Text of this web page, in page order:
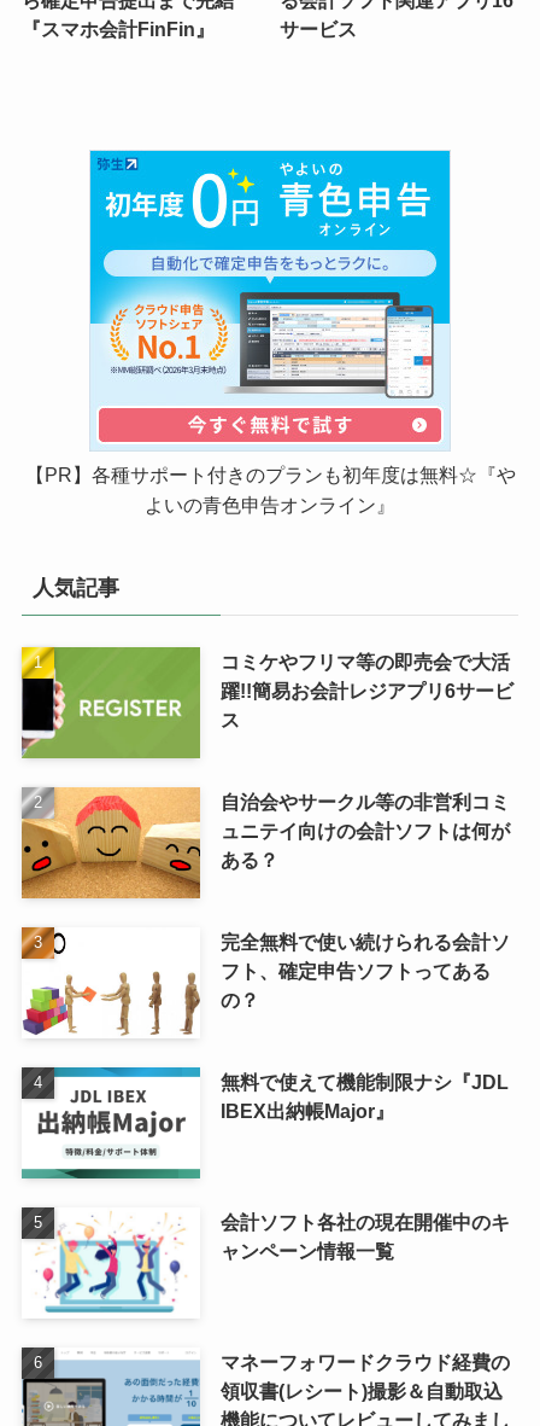
『スマホ会計FinFin』
サービス
【PR】各種サポート付きのプランも初年度は無料☆『や
よいの青色申告オンライン』
人気記事
コミケやフリマ等の即売会で大活
躍!!簡易お会計レジアプリ6サービ
ス
自治会やサークル等の非営利コミ
ュニテイ向けの会計ソフトは何が
ある？
完全無料で使い続けられる会計ソ
フト、確定申告ソフトってある
の？
無料で使えて機能制限ナシ『JDL
IBEX出納帳Major』
会計ソフト各社の現在開催中のキ
ャンペーン情報一覧
マネーフォワードクラウド経費の
領収書(レシート)撮影＆自動取込
機能についてレビューしてみまし